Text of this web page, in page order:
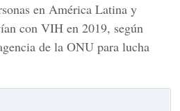
en América Latina y
con VIH en 2019, según
de la ONU para lucha